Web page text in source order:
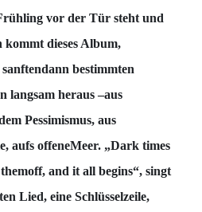
vor der Tür steht und
dieses Album,
sanftendann bestimmten
langsam heraus–aus
Pessimismus, aus
aufs offeneMeer. „Dark times
off, and it all begins“, singt
Lied, eine Schlüsselzeile,